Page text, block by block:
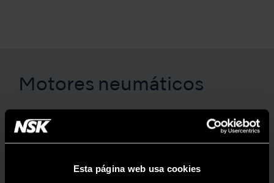
Esta página web usa cookies
Motores neumáticos
FX205m Set